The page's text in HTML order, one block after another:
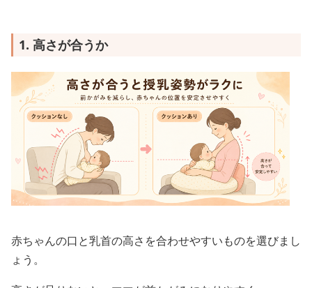
1. 高さが合うか
赤ちゃんの口と乳首の高さを合わせやすいものを選びまし
ょう。